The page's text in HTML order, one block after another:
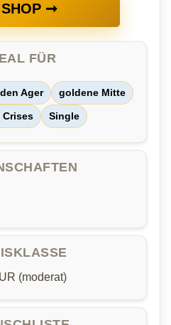
➞
FÜR
Ager goldene Mitte
Crises Single
(moderat)